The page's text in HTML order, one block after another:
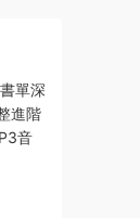
單深
進階
音